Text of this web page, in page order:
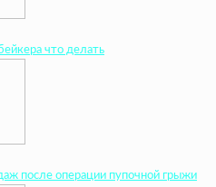
что делать
после операции пупочной грыжи